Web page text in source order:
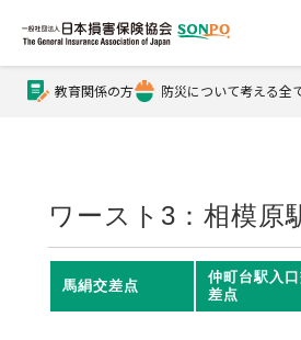
公式Xアカウント
損害保険とは？
教育関係の方 防災について考える全
ワースト3：相模原
馬絹交差点
仲町台駅入
差点